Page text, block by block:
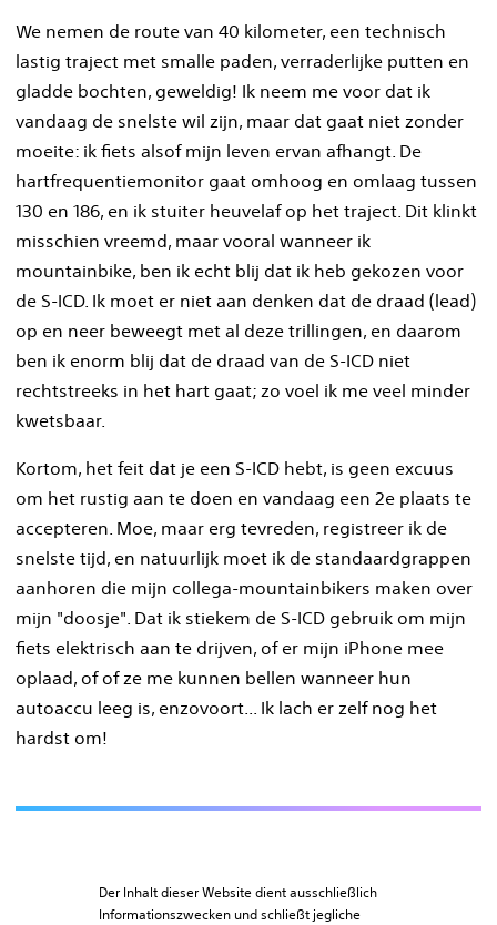
We nemen de route van 40 kilometer, een technisch
lastig traject met smalle paden, verraderlijke putten en
gladde bochten, geweldig! Ik neem me voor dat ik
vandaag de snelste wil zijn, maar dat gaat niet zonder
moeite: ik fiets alsof mijn leven ervan afhangt. De
hartfrequentiemonitor gaat omhoog en omlaag tussen
130 en 186, en ik stuiter heuvelaf op het traject. Dit klinkt
misschien vreemd, maar vooral wanneer ik
mountainbike, ben ik echt blij dat ik heb gekozen voor
de S-ICD. Ik moet er niet aan denken dat de draad (lead)
op en neer beweegt met al deze trillingen, en daarom
ben ik enorm blij dat de draad van de S-ICD niet
rechtstreeks in het hart gaat; zo voel ik me veel minder
kwetsbaar.
Kortom, het feit dat je een S-ICD hebt, is geen excuus
om het rustig aan te doen en vandaag een 2e plaats te
accepteren. Moe, maar erg tevreden, registreer ik de
snelste tijd, en natuurlijk moet ik de standaardgrappen
aanhoren die mijn collega-mountainbikers maken over
mijn "doosje". Dat ik stiekem de S-ICD gebruik om mijn
fiets elektrisch aan te drijven, of er mijn iPhone mee
oplaad, of of ze me kunnen bellen wanneer hun
autoaccu leeg is, enzovoort... Ik lach er zelf nog het
hardst om!
Der Inhalt dieser Website dient ausschließlich
Informationszwecken und schließt jegliche